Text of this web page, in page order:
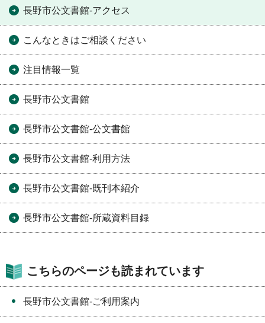
長野市公文書館-アクセス
こんなときはご相談ください
注目情報一覧
長野市公文書館
長野市公文書館-公文書館
長野市公文書館-利用方法
長野市公文書館-既刊本紹介
長野市公文書館-所蔵資料目録
こちらのページも読まれています
長野市公文書館-ご利用案内